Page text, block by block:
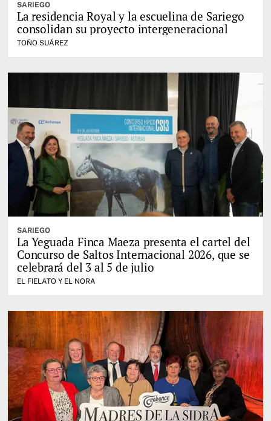
SARIEGO
La residencia Royal y la escuelina de Sariego
consolidan su proyecto intergeneracional
TOÑO SUÁREZ
SARIEGO
La Yeguada Finca Maeza presenta el cartel del
Concurso de Saltos Internacional 2026, que se
celebrará del 3 al 5 de julio
EL FIELATO Y EL NORA